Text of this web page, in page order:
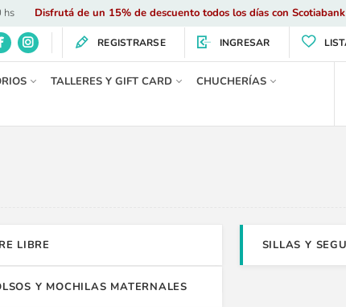
hs Disfrutá de un 15% de descuento todos los días con
REGISTRARSE INGRESAR
TALLERES Y GIFT CARD
CHUCHERÍAS
LIBRE SILLAS Y
Y MOCHILAS MATERNALES